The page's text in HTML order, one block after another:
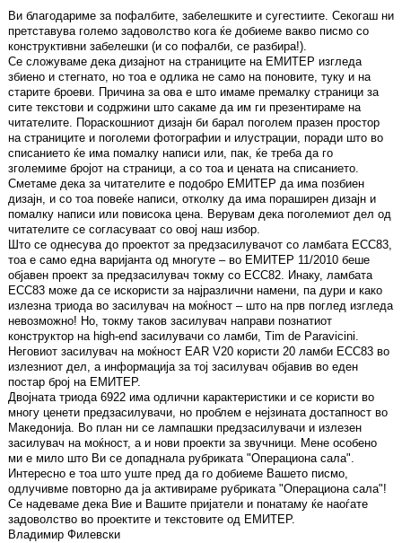
Ви благодариме за пофалбите, забелешките и сугестиите. Секогаш ни
претставува големо задоволство кога ќе добиеме вакво писмо со
конструктивни забелешки (и со пофалби, се разбира!).
Се сложуваме дека дизајнот на страниците на ЕМИТЕР изгледа
збиено и стегнато, но тоа е одлика не само на поновите, туку и на
старите броеви. Причина за ова е што имаме премалку страници за
сите текстови и содржини што сакаме да им ги презентираме на
читателите. Пораскошниот дизајн би барал поголем празен простор
на страниците и поголеми фотографии и илустрации, поради што во
списанието ќе има помалку написи или, пак, ќе треба да го
зголемиме бројот на страници, а со тоа и цената на списанието.
Сметаме дека за читателите е подобро ЕМИТЕР да има позбиен
дизајн, и со тоа повеќе написи, отколку да има пораширен дизајн и
помалку написи или повисока цена. Верувам дека поголемиот дел од
читателите се согласуваат со овој наш избор.
Што се однесува до проектот за предзасилувачот со ламбата ECC83,
тоа е само една варијанта од многуте – во ЕМИТЕР 11/2010 беше
објавен проект за предзасилувач токму со ECC82. Инаку, ламбата
ECC83 може да се искористи за најразлични намени, па дури и како
излезна триода во засилувач на моќност – што на прв поглед изгледа
невозможно! Но, токму таков засилувач направи познатиот
конструктор на high-end засилувачи со ламби, Tim de Paravicini.
Неговиот засилувач на моќност EAR V20 користи 20 ламби ECC83 во
излезниот дел, а информација за тој засилувач објавив во еден
постар број на ЕМИТЕР.
Двојната триода 6922 има одлични карактеристики и се користи во
многу ценети предзасилувачи, но проблем е нејзината достапност во
Македонија. Во план ни се лампашки предзасилувачи и излезен
засилувач на моќност, а и нови проекти за звучници. Мене особено
ми е мило што Ви се допаднала рубриката "Операциона сала".
Интересно е тоа што уште пред да го добиеме Вашето писмо,
одлучивме повторно да ја активираме рубриката "Операциона сала"!
Се надеваме дека Вие и Вашите пријатели и понатаму ќе наоѓате
задоволство во проектите и текстовите од ЕМИТЕР.
Владимир Филевски